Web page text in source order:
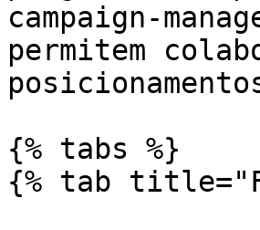
campaign-
permitem
{% tabs %}
{% tab